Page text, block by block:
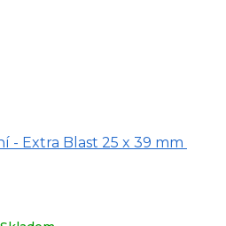
- Extra Blast 25 x 39 mm